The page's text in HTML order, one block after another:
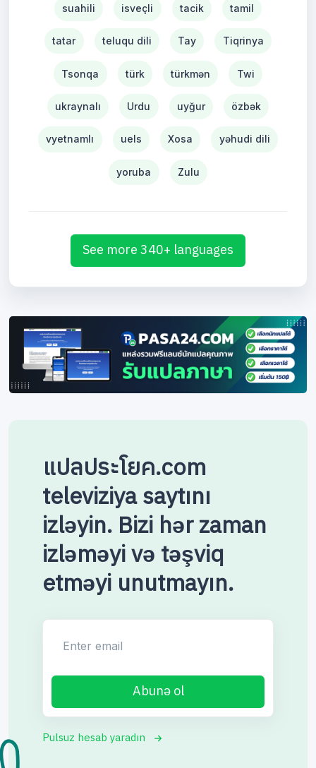
suahili isveçli tacik tamil
tatar teluqu dili Tay Tiqrinya
Tsonqa türk türkmən Twi
ukraynalı Urdu uyğur özbək
vyetnamlı uels Xosa yəhudi dili
yoruba Zulu
See more 340+ languages
แปลประโยค.com
televiziya saytını
izləyin. Bizi hər zaman
izləməyi və təşviq
etməyi unutmayın.
Abunə ol
Pulsuz hesab yaradın